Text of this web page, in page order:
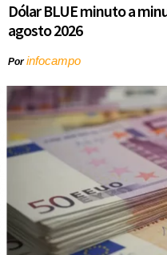
Dólar BLUE minuto a
agosto 2026
Porinfocampo